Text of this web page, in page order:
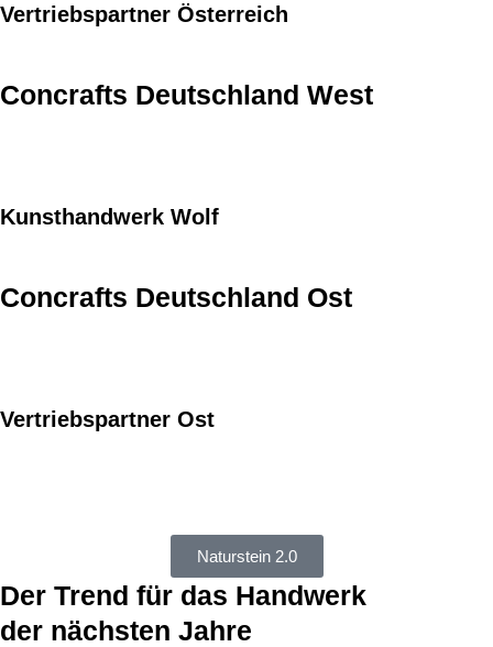
Vertriebspartner Österreich
Concrafts Deutschland West
Kunsthandwerk Wolf
Concrafts Deutschland Ost
Vertriebspartner Ost
Naturstein 2.0
Der Trend für das Handwerk
der nächsten Jahre